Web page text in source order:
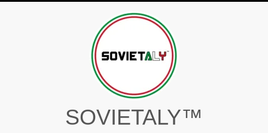
SOVIETALY™